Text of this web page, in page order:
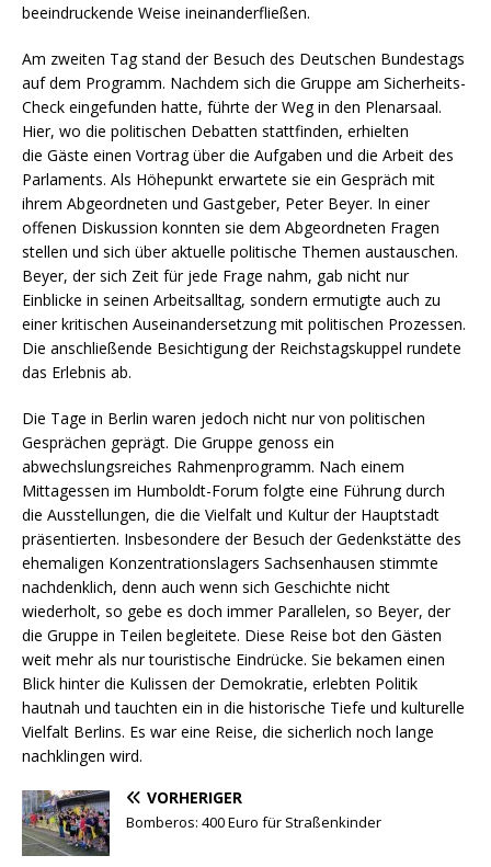
beeindruckende Weise ineinanderfließen.
Am zweiten Tag stand der Besuch des Deutschen Bundestags
auf dem Programm. Nachdem sich die Gruppe am Sicherheits-
Check eingefunden hatte, führte der Weg in den Plenarsaal.
Hier, wo die politischen Debatten stattfinden, erhielten
die Gäste einen Vortrag über die Aufgaben und die Arbeit des
Parlaments. Als Höhepunkt erwartete sie ein Gespräch mit
ihrem Abgeordneten und Gastgeber, Peter Beyer. In einer
offenen Diskussion konnten sie dem Abgeordneten Fragen
stellen und sich über aktuelle politische Themen austauschen.
Beyer, der sich Zeit für jede Frage nahm, gab nicht nur
Einblicke in seinen Arbeitsalltag, sondern ermutigte auch zu
einer kritischen Auseinandersetzung mit politischen Prozessen.
Die anschließende Besichtigung der Reichstagskuppel rundete
das Erlebnis ab.
Die Tage in Berlin waren jedoch nicht nur von politischen
Gesprächen geprägt. Die Gruppe genoss ein
abwechslungsreiches Rahmenprogramm. Nach einem
Mittagessen im Humboldt-Forum folgte eine Führung durch
die Ausstellungen, die die Vielfalt und Kultur der Hauptstadt
präsentierten. Insbesondere der Besuch der Gedenkstätte des
ehemaligen Konzentrationslagers Sachsenhausen stimmte
nachdenklich, denn auch wenn sich Geschichte nicht
wiederholt, so gebe es doch immer Parallelen, so Beyer, der
die Gruppe in Teilen begleitete. Diese Reise bot den Gästen
weit mehr als nur touristische Eindrücke. Sie bekamen einen
Blick hinter die Kulissen der Demokratie, erlebten Politik
hautnah und tauchten ein in die historische Tiefe und kulturelle
Vielfalt Berlins. Es war eine Reise, die sicherlich noch lange
nachklingen wird.
VORHERIGER
Bomberos: 400 Euro für Straßenkinder